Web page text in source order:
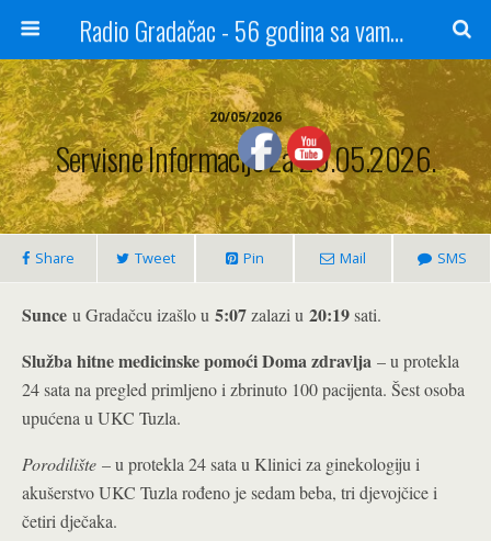
Radio Gradačac - 56 godina sa vama...
20/05/2026
Servisne Informacije Za 20.05.2026.
Share Tweet Pin Mail SMS
Sunce u Gradačcu izašlo u 5:07zalazi u 20:19sati.
Služba hitne medicinske pomoći Doma zdravlja – u protekla
24 sata na pregled primljeno i zbrinuto 100 pacijenta. Šest osoba
upućena u UKC Tuzla.
Porodilište – u protekla 24 sata u Klinici za ginekologiju i
akušerstvo UKC Tuzla rođeno je sedam beba, tri djevojčice i
četiri dječaka.